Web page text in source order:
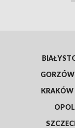
KRAKÓW